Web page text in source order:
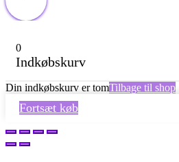
0
Indkøbskurv
Din indkøbskurv er tomTilbage til shop
Fortsæt køb